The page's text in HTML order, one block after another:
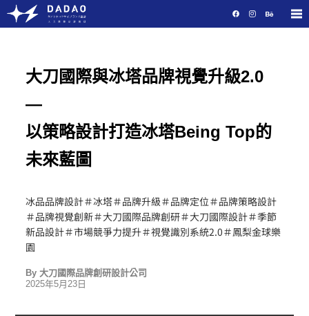
大刀國際與冰塔品牌視覺升級2.0
—
以策略設計打造冰塔Being Top的
未來藍圖
冰品品牌設計＃冰塔＃品牌升級＃品牌定位＃品牌策略設計
＃品牌視覺創新＃大刀國際品牌創研＃大刀國際設計＃季節
新品設計＃市場競爭力提升＃視覺識別系統2.0＃鳳梨金球樂
園
By 大刀國際品牌創研設計公司
2025年5月23日